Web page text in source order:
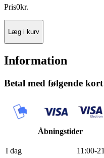
Pris0kr.
Læg i kurv
Information
Betal med følgende kort
Åbningstider
I dag 11 :00-21